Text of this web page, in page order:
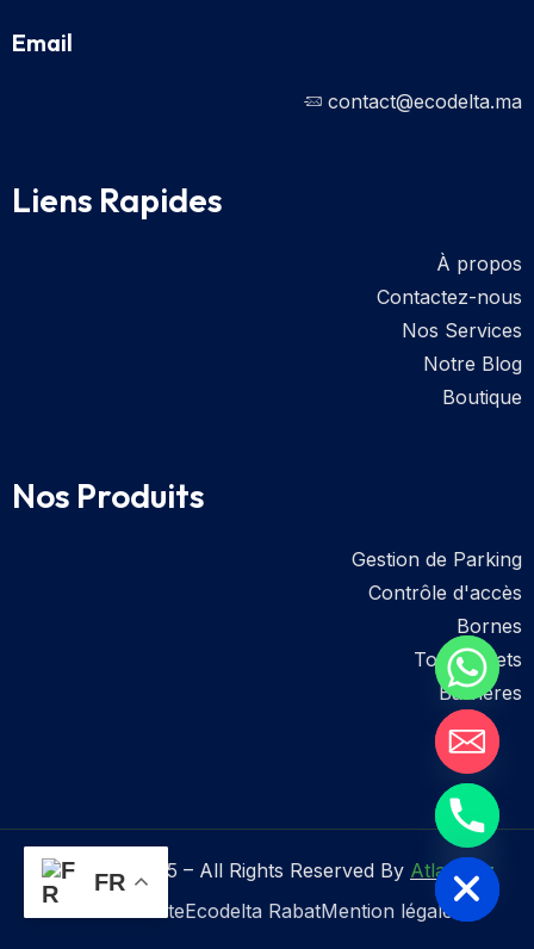
Email
contact@ecodelta.ma
Liens Rapides
À propos
Contactez-nous
Nos Services
Notre Blog
Boutique
Nos Produits
Gestion de Parking
Contrôle d'accès
Bornes
Tourniquets
Barrières
Copyright 2025 – All Rights Reserved By Atlasmoz
Plan de siteEcodelta RabatMention légale
FR
Hide chaty